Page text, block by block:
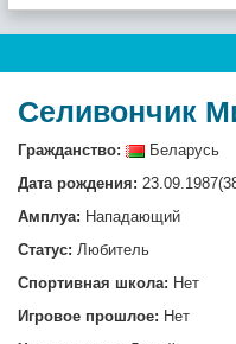
Селивончик
Гражданство:
Беларусь
Дата рождения:
Амплуа: Нападающий
Статус: Любитель
Спортивная школа: Нет
Игровое прошлое: Нет